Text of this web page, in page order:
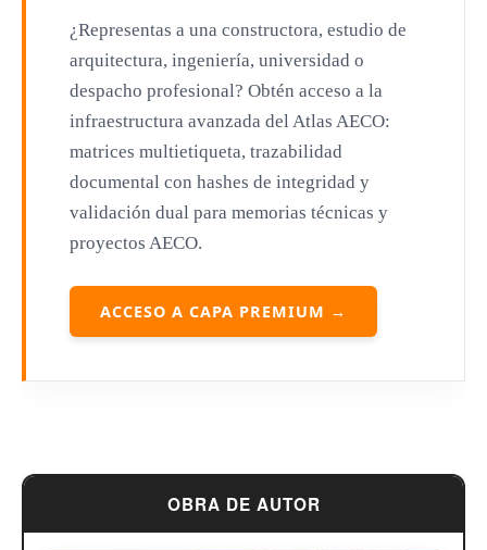
Zaha Hadid
Renzo Piano
Oscar Niemeyer
Mies van der Rohe
Le Corbusier
William Pereira
Antoni Gaudí
¿Representas a una constructora, estudio de
arquitectura, ingeniería, universidad o
despacho profesional? Obtén acceso a la
infraestructura avanzada del Atlas AECO:
matrices multietiqueta, trazabilidad
documental con hashes de integridad y
validación dual para memorias técnicas y
proyectos AECO.
ACCESO A CAPA PREMIUM →
OBRA DE AUTOR